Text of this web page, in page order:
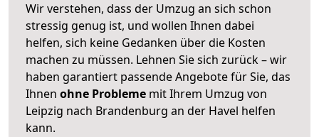
Wir verstehen, dass der Umzug an sich schon
stressig genug ist, und wollen Ihnen dabei
helfen, sich keine Gedanken über die Kosten
machen zu müssen. Lehnen Sie sich zurück – wir
haben garantiert passende Angebote für Sie, das
Ihnen ohne Probleme mit Ihrem Umzug von
Leipzig nach Brandenburg an der Havel helfen
kann.